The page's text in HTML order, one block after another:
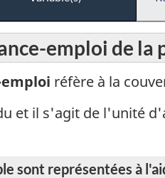
emploi de la
réfère à la
et il s'agit de l'unité
sont représentées à